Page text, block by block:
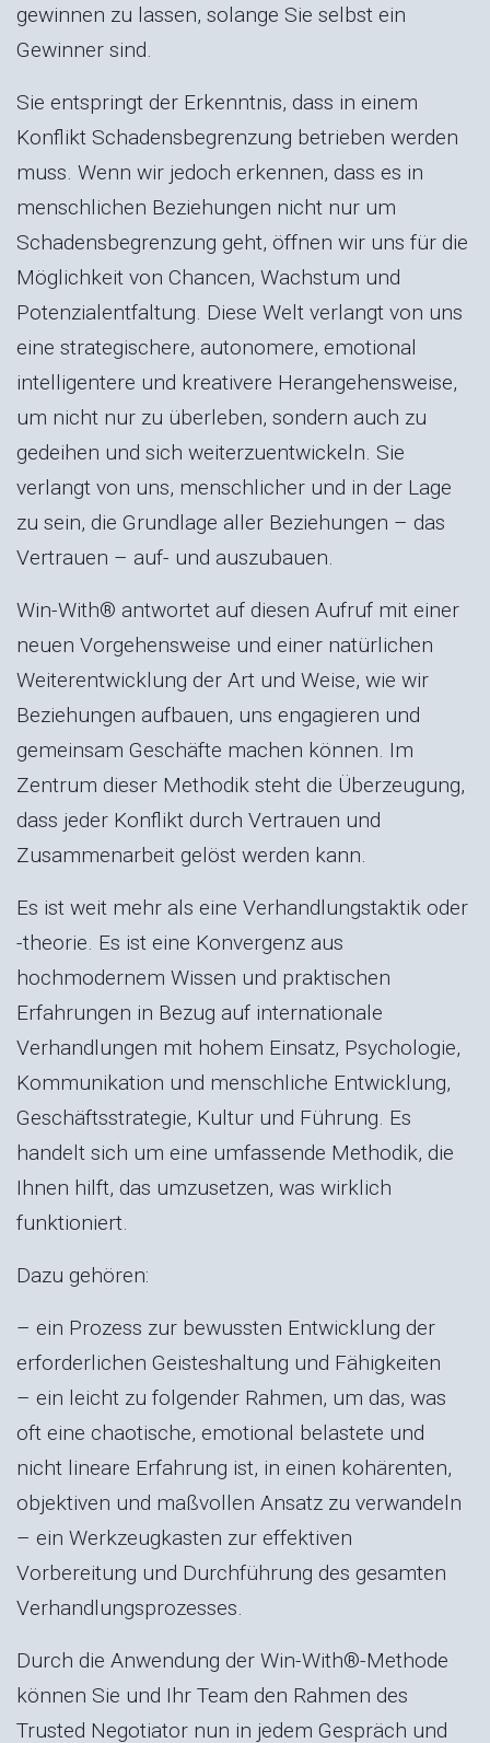
gewinnen zu lassen, solange Sie selbst ein
Gewinner sind.
Sie entspringt der Erkenntnis, dass in einem
Konflikt Schadensbegrenzung betrieben werden
muss. Wenn wir jedoch erkennen, dass es in
menschlichen Beziehungen nicht nur um
Schadensbegrenzung geht, öffnen wir uns für die
Möglichkeit von Chancen, Wachstum und
Potenzialentfaltung. Diese Welt verlangt von uns
eine strategischere, autonomere, emotional
intelligentere und kreativere Herangehensweise,
um nicht nur zu überleben, sondern auch zu
gedeihen und sich weiterzuentwickeln. Sie
verlangt von uns, menschlicher und in der Lage
zu sein, die Grundlage aller Beziehungen – das
Vertrauen – auf- und auszubauen.
Win-With® antwortet auf diesen Aufruf mit einer
neuen Vorgehensweise und einer natürlichen
Weiterentwicklung der Art und Weise, wie wir
Beziehungen aufbauen, uns engagieren und
gemeinsam Geschäfte machen können. Im
Zentrum dieser Methodik steht die Überzeugung,
dass jeder Konflikt durch Vertrauen und
Zusammenarbeit gelöst werden kann.
Es ist weit mehr als eine Verhandlungstaktik oder
-theorie. Es ist eine Konvergenz aus
hochmodernem Wissen und praktischen
Erfahrungen in Bezug auf internationale
Verhandlungen mit hohem Einsatz, Psychologie,
Kommunikation und menschliche Entwicklung,
Geschäftsstrategie, Kultur und Führung. Es
handelt sich um eine umfassende Methodik, die
Ihnen hilft, das umzusetzen, was wirklich
funktioniert.
Dazu gehören:
– ein Prozess zur bewussten Entwicklung der
erforderlichen Geisteshaltung und Fähigkeiten
– ein leicht zu folgender Rahmen, um das, was
oft eine chaotische, emotional belastete und
nicht lineare Erfahrung ist, in einen kohärenten,
objektiven und maßvollen Ansatz zu verwandeln
– ein Werkzeugkasten zur effektiven
Vorbereitung und Durchführung des gesamten
Verhandlungsprozesses.
Durch die Anwendung der Win-With®-Methode
können Sie und Ihr Team den Rahmen des
Trusted Negotiator nun in jedem Gespräch und